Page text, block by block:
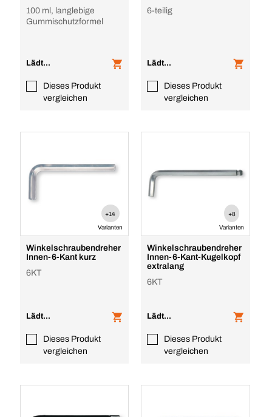
100 ml, langlebige
Gummischutzformel
Lädt...
Dieses Produkt
vergleichen
6-teilig
Lädt...
Dieses Produkt
vergleichen
+14
Varianten
Winkelschraubendreher
Innen-6-Kant kurz
6KT
Lädt...
Dieses Produkt
vergleichen
+8
Varianten
Winkelschraubendreher
Innen-6-Kant-Kugelkopf
extralang
6KT
Lädt...
Dieses Produkt
vergleichen